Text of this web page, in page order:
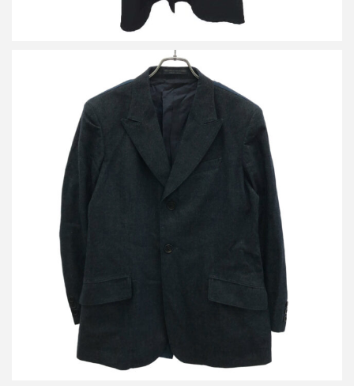
レギュレーション ヨウジヤマモト メン 15SS 2Bデニムテーラー
ドジャケット&デニムタックパンツ セットアップ
買取金額21,600円
詳しく見る